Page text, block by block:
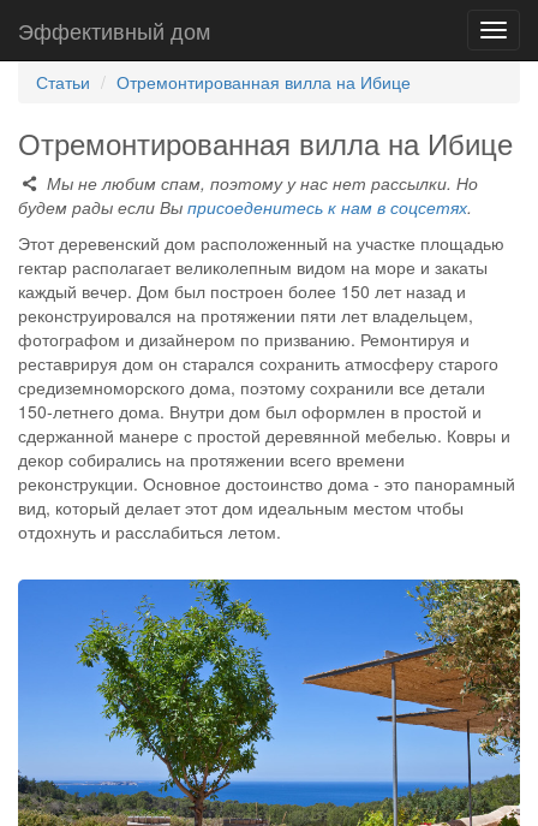
Эффективный дом
Статьи Отремонтированная вилла на Ибице
Отремонтированная вилла на Ибице
Мы не любим спам, поэтому у нас нет рассылки. Но
будем рады если Вы присоеденитесь к нам в соцсетях.
Этот деревенский дом расположенный на участке площадью
гектар располагает великолепным видом на море и закаты
каждый вечер. Дом был построен более 150 лет назад и
реконструировался на протяжении пяти лет владельцем,
фотографом и дизайнером по призванию. Ремонтируя и
реставрируя дом он старался сохранить атмосферу старого
средиземноморского дома, поэтому сохранили все детали
150-летнего дома. Внутри дом был оформлен в простой и
сдержанной манере с простой деревянной мебелью. Ковры и
декор собирались на протяжении всего времени
реконструкции. Основное достоинство дома - это панорамный
вид, который делает этот дом идеальным местом чтобы
отдохнуть и расслабиться летом.